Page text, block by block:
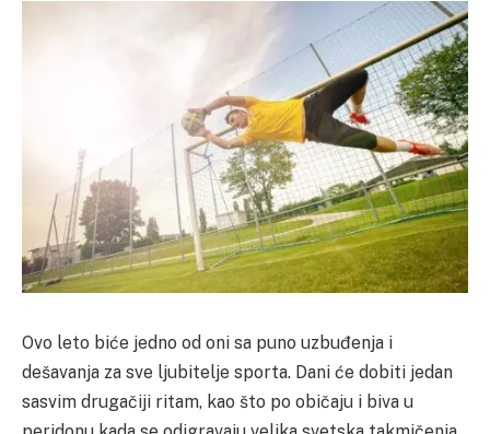
Ovo leto biće jedno od oni sa puno uzbuđenja i
dešavanja za sve ljubitelje sporta. Dani će dobiti jedan
sasvim drugačiji ritam, kao što po običaju i biva u